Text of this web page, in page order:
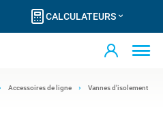
CALCULATEURS
Accessoires de ligne Vannes d'isolement